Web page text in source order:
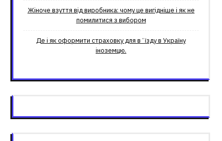
Жіноче взуття від виробника: чому це вигідніше і як не
помилитися з вибором
Де і як оформити страховку для вʼїзду в Україну
іноземцю.